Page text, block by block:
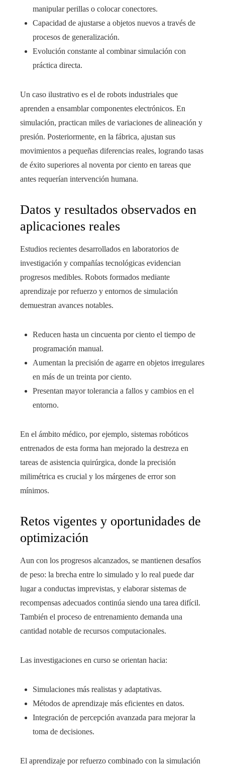
manipular perillas o colocar conectores.
Capacidad de ajustarse a objetos nuevos a través de
procesos de generalización.
Evolución constante al combinar simulación con
práctica directa.
Un caso ilustrativo es el de robots industriales que
aprenden a ensamblar componentes electrónicos. En
simulación, practican miles de variaciones de alineación y
presión. Posteriormente, en la fábrica, ajustan sus
movimientos a pequeñas diferencias reales, logrando tasas
de éxito superiores al noventa por ciento en tareas que
antes requerían intervención humana.
Datos y resultados observados en
aplicaciones reales
Estudios recientes desarrollados en laboratorios de
investigación y compañías tecnológicas evidencian
progresos medibles. Robots formados mediante
aprendizaje por refuerzo y entornos de simulación
demuestran avances notables.
Reducen hasta un cincuenta por ciento el tiempo de
programación manual.
Aumentan la precisión de agarre en objetos irregulares
en más de un treinta por ciento.
Presentan mayor tolerancia a fallos y cambios en el
entorno.
En el ámbito médico, por ejemplo, sistemas robóticos
entrenados de esta forma han mejorado la destreza en
tareas de asistencia quirúrgica, donde la precisión
milimétrica es crucial y los márgenes de error son
mínimos.
Retos vigentes y oportunidades de
optimización
Aun con los progresos alcanzados, se mantienen desafíos
de peso: la brecha entre lo simulado y lo real puede dar
lugar a conductas imprevistas, y elaborar sistemas de
recompensas adecuados continúa siendo una tarea difícil.
También el proceso de entrenamiento demanda una
cantidad notable de recursos computacionales.
Las investigaciones en curso se orientan hacia:
Simulaciones más realistas y adaptativas.
Métodos de aprendizaje más eficientes en datos.
Integración de percepción avanzada para mejorar la
toma de decisiones.
El aprendizaje por refuerzo combinado con la simulación